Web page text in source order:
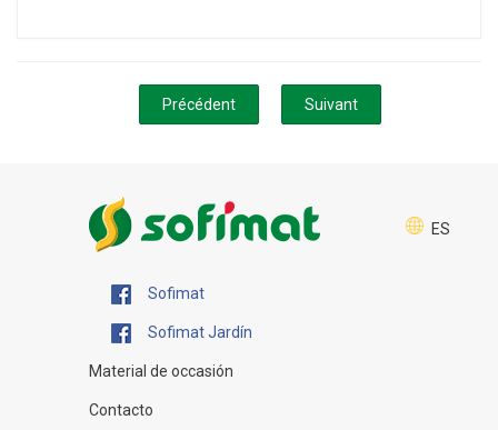
Précédent Suivant
ES
Sofimat
Sofimat Jardín
Material de occasión
Contacto